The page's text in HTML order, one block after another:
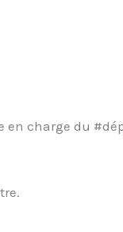
en charge du